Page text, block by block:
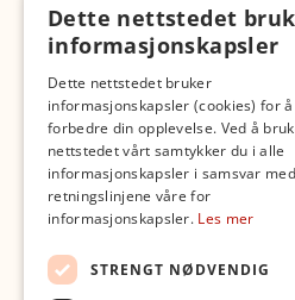
Fotopodden
Dette nettstedet
informasjonskapsler
Dette nettstedet bruker
informasjonskapsler (cookies) for å
forbedre din opplevelse. Ved å
nettstedet vårt samtykker du i alle
informasjonskapsler i samsvar med
retningslinjene våre for
informasjonskapsler. Les mer
STRENGT NØDVENDIG